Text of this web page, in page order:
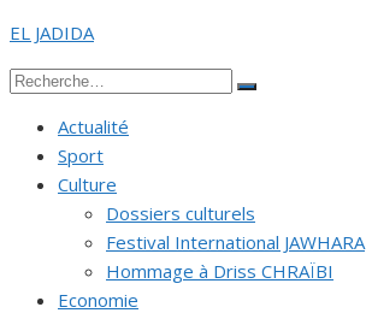
Aller
contenu
EL JADIDA
Recherche
Rechercher
Actualité
Sport
Culture
Dossiers culturels
Festival International JAWHARA
Hommage à Driss CHRAÏBI
Economie